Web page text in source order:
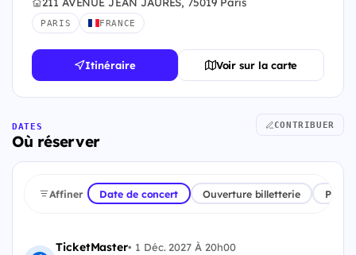
PARIS FRANCE
Itinéraire Voir sur la carte
DATES
Où réserver
CONTRIBUER
Affiner Date de concert Ouverture billetterie
TicketMaster• 1 Déc. 2027 À 20h00